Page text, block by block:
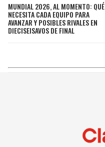
MUNDIAL 2026, AL MOMENTO: QUÉ
NECESITA CADA EQUIPO PARA
AVANZAR Y POSIBLES RIVALES EN
DIECISEISAVOS DE FINAL